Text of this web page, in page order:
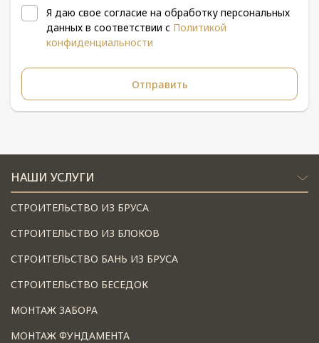
Я даю свое согласие на обработку персональных
данных в соответствии с Политикой
конфиденциальности
НАШИ УСЛУГИ
СТРОИТЕЛЬСТВО ИЗ БРУСА
СТРОИТЕЛЬСТВО ИЗ БЛОКОВ
СТРОИТЕЛЬСТВО БАНЬ ИЗ БРУСА
СТРОИТЕЛЬСТВО БЕСЕДОК
МОНТАЖ ЗАБОРА
МОНТАЖ ФУНДАМЕНТА